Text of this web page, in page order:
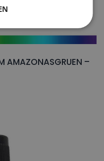
AMAZONASGRUEN –